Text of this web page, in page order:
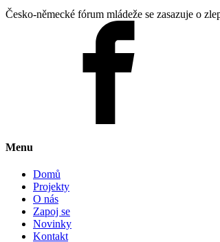
Česko-německé fórum mládeže se zasazuje o
Menu
Domů
Projekty
O nás
Zapoj se
Novinky
Kontakt